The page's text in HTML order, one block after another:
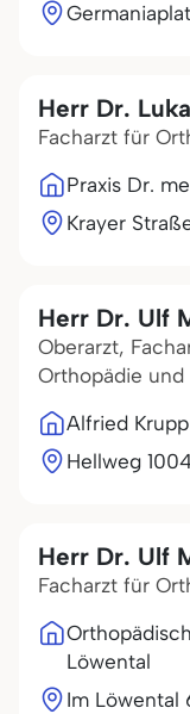
Herr Dr.
Facharzt für
Praxis Dr.
Krayer
Herr Dr. Ulf
Oberarzt,
Orthopädie
Alfried
Hellweg 100
Herr Dr. Ulf
Facharzt für
Löwental
Im Löwental